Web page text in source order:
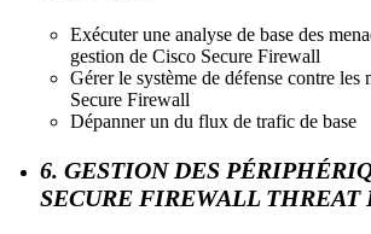
Exécuter une analyse de base des
gestion de Cisco Secure Firewall
Gérer le système de défense contre les
Secure Firewall
Dépanner un du flux de trafic de base
6. GESTION DES
SECURE FIREWALL THREAT